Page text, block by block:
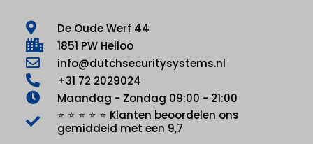
De Oude Werf 44
1851 PW Heiloo
info@dutchsecuritysystems.nl
+31 72 2029024
Maandag - Zondag 09:00 - 21:00
⭐ ⭐ ⭐ ⭐ ⭐ Klanten beoordelen ons
gemiddeld met een 9,7